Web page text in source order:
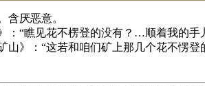
含厌恶意。
：“瞧见花不楞登的没有？…顺着我的手
山》：“这若和咱们矿上那几个花不愣